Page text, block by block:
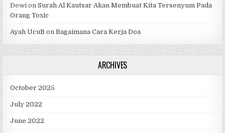
Dewi onSurah Al Kautsar Akan Membuat Kita Tersenyum Pada
Orang Toxic
Ayah UcuB onBagaimana Cara Kerja Doa
ARCHIVES
October 2025
July 2022
June 2022